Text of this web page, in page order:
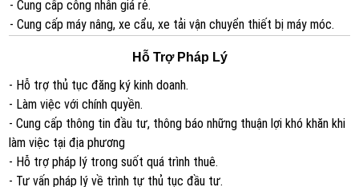
- Cung cấp công nhân giá rẻ.
- Cung cấp máy nâng, xe cẩu, xe tải vận chuyển thiết bị máy móc.
Hỗ Trợ Pháp Lý
- Hỗ trợ thủ tục đăng ký kinh doanh.
- Làm việc với chính quyền.
- Cung cấp thông tin đầu tư, thông báo những thuận lợi khó khăn khi
làm việc tại địa phương
- Hỗ trợ pháp lý trong suốt quá trình thuê.
- Tư vấn pháp lý về trình tự thủ tục đầu tư.